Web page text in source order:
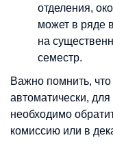
отделения,
может в ряде
на
семестр.
Важно помнить,
автоматически, для
необходимо
комиссию или в